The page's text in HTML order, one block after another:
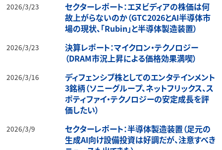
2026/3/23
セクターレポート：エヌビディアの株価は何
故上がらないのか（GTC2026とAI半導体市
場の現状、「Rubin」と半導体製造装置）
2026/3/23
決算レポート：マイクロン・テクノロジー
（DRAM市況上昇による価格効果満喫）
2026/3/16
ディフェンシブ株としてのエンタテインメント
3銘柄（ソニーグループ、ネットフリックス、ス
ポティファイ・テクノロジーの安定成長を評
価したい）
2026/3/9
セクターレポート：半導体製造装置（足元の
生成AI向け設備投資は好調だが、注意すべき